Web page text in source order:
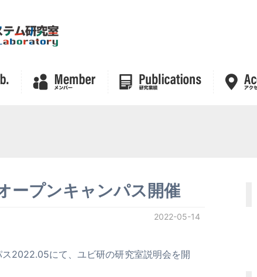
ープンキャンパス開催
2022-05-14
2022.05にて、ユビ研の研究室説明会を開